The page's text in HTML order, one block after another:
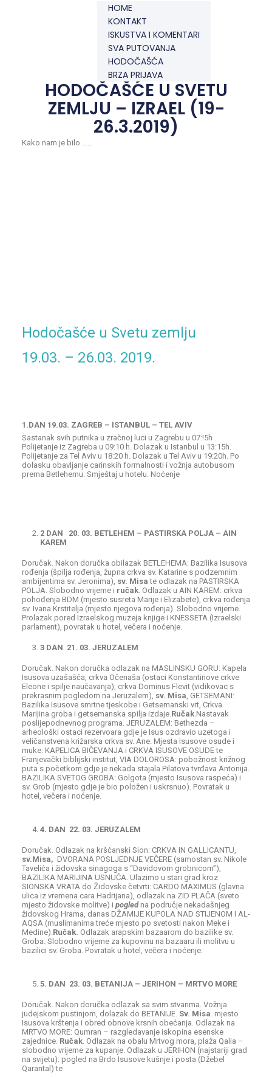
HOME
KONTAKT
ISKUSTVA I KOMENTARI
SVA PUTOVANJA
HODOČAŠĆA
BRZA PRIJAVA
HODOČAŠĆE U SVETU
ZEMLJU – IZRAEL (19-
26.3.2019)
Kako nam je bilo ……
Hodočašće u Svetu zemlju
19.03. – 26.03. 2019.
1.DAN 19.03. ZAGREB – ISTANBUL – TEL AVIV
Sastanak svih putnika u zračnoj luci u Zagrebu u 07:!5h .
Polijetanje iz Zagreba u 09:10 h. Dolazak u Istanbul u 13:15h.
Polijetanje za Tel Aviv u 18:20 h. Dolazak u Tel Aviv u 19:20h. Po
dolasku obavljanje carinskih formalnosti i vožnja autobusom
prema Betlehemu. Smještaj u hotelu. Noćenje
2 DAN 20. 03. BETLEHEM – PASTIRSKA POLJA – AIN
KAREM
Doručak. Nakon doručka obilazak BETLEHEMA: Bazilika Isusova
rođenja (špilja rođenja, župna crkva sv. Katarine s podzemnim
ambijentima sv. Jeronima), sv. Misa te odlazak na PASTIRSKA
POLJA. Slobodno vrijeme i ručak. Odlazak u AIN KAREM: crkva
pohođenja BDM (mjesto susreta Marije i Elizabete), crkva rođenja
sv. Ivana Krstitelja (mjesto njegova rođenja). Slobodno vrijeme.
Prolazak pored Izraelskog muzeja knjige i KNESSETA (Izraelski
parlament), povratak u hotel, večera i noćenje.
3 DAN 21. 03. JERUZALEM
Doručak. Nakon doručka odlazak na MASLINSKU GORU: Kapela
Isusova uzašašća, crkva Očenaša (ostaci Konstantinove crkve
Eleone i spilje naučavanja), crkva Dominus Flevit (vidikovac s
prekrasnim pogledom na Jeruzalem), sv. Misa, GETSEMANI:
Bazilika Isusove smrtne tjeskobe i Getsemanski vrt, Crkva
Marijina groba i getsemanska spilja izdaje.Ručak.Nastavak
poslijepodnevnog programa. JERUZALEM: Bethezda –
arheološki ostaci rezervoara gdje je Isus ozdravio uzetoga i
veličanstvena križarska crkva sv. Ane. Mjesta Isusove osude i
muke: KAPELICA BIČEVANJA i CRKVA ISUSOVE OSUDE te
Franjevački biblijski institut, VIA DOLOROSA: pobožnost križnog
puta s početkom gdje je nekada stajala Pilatova tvrđava Antonija.
BAZILIKA SVETOG GROBA: Golgota (mjesto Isusova raspeća) i
sv. Grob (mjesto gdje je bio položen i uskrsnuo). Povratak u
hotel, večera i noćenje.
4. DAN 22. 03. JERUZALEM
Doručak. Odlazak na kršćanski Sion: CRKVA IN GALLICANTU,
sv.Misa, DVORANA POSLJEDNJE VEČERE (samostan sv. Nikole
Tavelića i židovska sinagoga s “Davidovom grobnicom”),
BAZILIKA MARIJINA USNUĆA. Ulazimo u stari grad kroz
SIONSKA VRATA do Židovske četvrti: CARDO MAXIMUS (glavna
ulica iz vremena cara Hadrijana), odlazak na ZID PLAČA (sveto
mjesto židovske molitve) i pogledna područje nekadašnjeg
židovskog Hrama, danas DŽAMIJE KUPOLA NAD STIJENOM I AL-
AQSA (muslimanima treće mjesto po svetosti nakon Meke i
Medine).Ručak. Odlazak arapskim bazaarom do bazilike sv.
Groba. Slobodno vrijeme za kupovinu na bazaaru ili molitvu u
bazilici sv. Groba. Povratak u hotel, večera i noćenje.
5. DAN 23. 03. BETANIJA – JERIHON – MRTVO MORE
Doručak. Nakon doručka odlazak sa svim stvarima. Vožnja
judejskom pustinjom, dolazak do BETANIJE. Sv. Misa. mjesto
Isusova krštenja i obred obnove krsnih obećanja. Odlazak na
MRTVO MORE: Qumran – razgledavanje iskopina esenske
zajednice. Ručak. Odlazak na obalu Mrtvog mora, plaža Qalia –
slobodno vrijeme za kupanje. Odlazak u JERIHON (najstariji grad
na svijetu): pogled na Brdo Isusove kušnje i posta (Džebel
Qarantal) te